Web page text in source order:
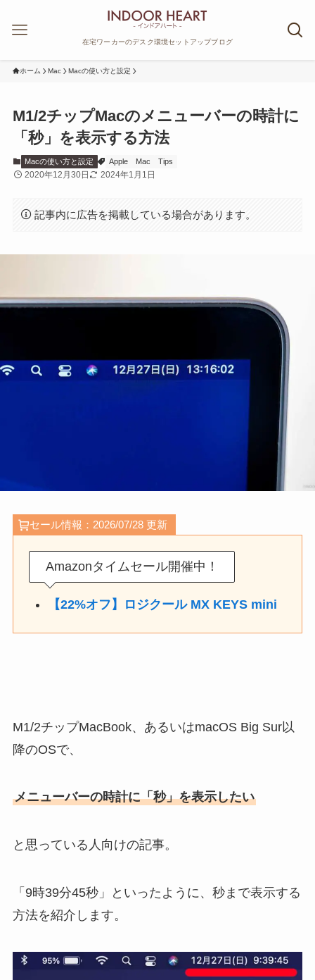
在宅ワーカーのデスク環境セットアップブログ
ホーム Mac Macの使い方と設定
M1/2チップMacのメニューバーの時計に
「秒」を表示する方法
Macの使い方と設定 Apple Mac Tips
2020年12月30日 2024年1月1日
記事内に広告を掲載している場合があります。
セール情報：2026/07/28 更新
Amazonタイムセール開催中！
【22%オフ】ロジクール MX KEYS mini
M1/2チップMacBook、あるいはmacOS Big Sur以
降のOSで、
メニューバーの時計に「秒」を表示したい
と思っている人向けの記事。
「9時39分45秒」といったように、秒まで表示する
方法を紹介します。